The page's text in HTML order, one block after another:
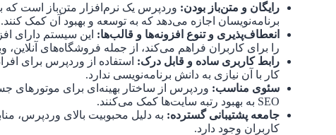
رایگان و متن‌باز بودن: وردپرس یک نرم‌افزار متن‌باز است که به
برنامه‌نویسان اجازه می‌دهد که به توسعه و بهبود آن کمک کنند.
انعطاف‌پذیری و تنوع افزونه‌ها و قالب‌ها: این سیستم دارای
را برای کاربران فراهم می‌کند، از جمله فروشگاه‌های
رابط کاربری ساده و قابل درک: استفاده از وردپرس برای
کار با آن نیازی به دانش برنامه‌نویسی ندارد.
سئوی مناسب:
SEO به بهبود رتبه سایت‌ها کمک می‌کنند.
جامعه پشتیبانی گسترده: به دلیل محبوبیت بالای وردپرس،
کاربران وجود دارد.